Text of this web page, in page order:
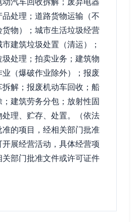
品处理；道路货物运输（不
货物）；城市生活垃圾经营
建筑垃圾处置（清运）；
圾处理；拍卖业务；建筑物
业（爆破作业除外）；报废
拆解；报废机动车回收；船
；建筑劳务分包；放射性固
处理、贮存、处置。（依法
准的项目，经相关部门批准
开展经营活动，具体经营项
关部门批准文件或许可证件